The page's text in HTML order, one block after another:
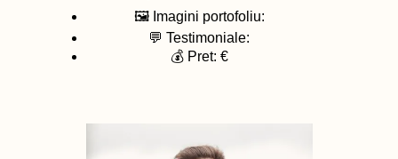
🖼️ Imagini portofoliu:
💬 Testimoniale:
💰 Pret: €